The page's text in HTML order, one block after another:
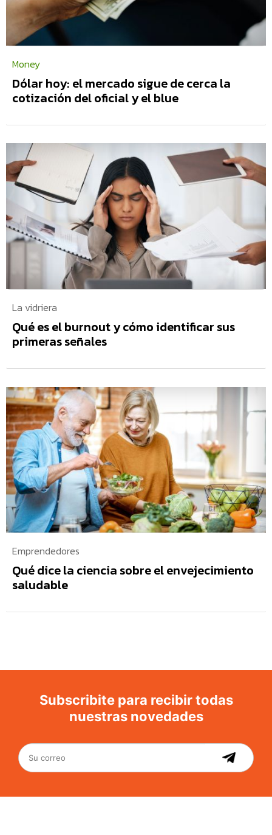
Money
Dólar hoy: el mercado sigue de cerca la
cotización del oficial y el blue
La vidriera
Qué es el burnout y cómo identificar sus
primeras señales
Emprendedores
Qué dice la ciencia sobre el envejecimiento
saludable
nuestras novedades